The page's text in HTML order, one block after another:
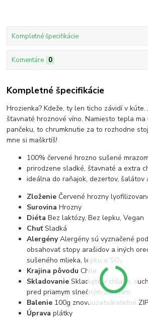
Kompletné špecifikácie
Komentáre 0
Kompletné špecifikácie
Hrozienka? Kdeže, ty len ticho závidí v kúte.
šťavnaté hroznové víno. Namiesto tepla ma
pančeku, to chrumknutie za to rozhodne
mne si maškrtíš!
100% červené hrozno sušené mrazom
prirodzene sladké, šťavnaté a extra
ideálna do raňajok, dezertov, šalátov
Zloženie Červené hrozny
SurovinaHrozny
DiétaBez laktózy, Bez lepku, Vegan
ChuťSladká
AlergényAlergény sú vyznačené
obsahovať stopy arašidov a iných
sušeného mlieka, lepku a SO₂.
Krajina pôvoduChile
SkladovanieSkladujte v chlade,
pred priamym slnečným žiarením.
Balenie 100g znovuuzatvárateľné
Úpravaplátky